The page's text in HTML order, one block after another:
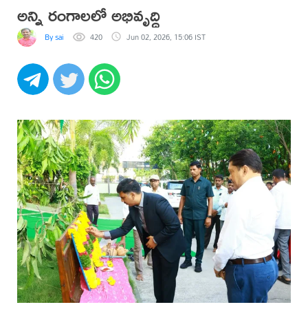
అన్ని రంగాలలో అభివృద్ధి
By sai 420 Jun 02, 2026, 15:06 IST